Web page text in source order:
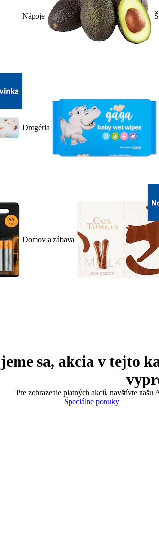
Nápoje
Drogéria
Domov a zábava
sa, akcia v tejto
Pre zobrazenie platných akcií, navštívte
Špeciálne ponuky